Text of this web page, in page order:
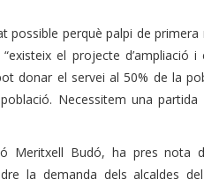
possible perquè palpi de primera
el projecte d’ampliació i
donar el servei al 50% de la
Necessitem una partida
Meritxell Budó, ha pres nota
la demanda dels alcaldes